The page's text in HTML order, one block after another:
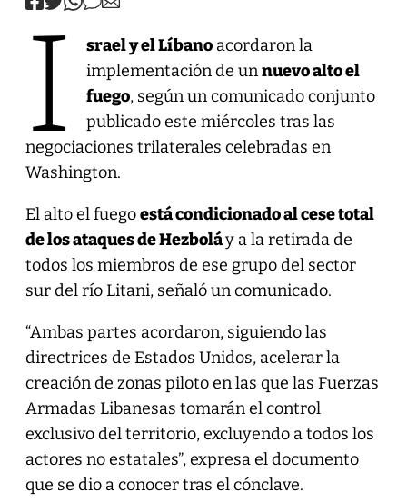
I srael y el Líbanoacordaron la
implementación de unnuevo alto el
fuego, según un comunicado conjunto
publicado este miércoles tras las
negociaciones trilaterales celebradas en
Washington.
El alto el fuegoestá condicionado al cese total
de los ataques de Hezboláy a la retirada de
todos los miembros de ese grupo del sector
sur del río Litani, señaló un comunicado.
“Ambas partes acordaron, siguiendo las
directrices de Estados Unidos, acelerar la
creación de zonas piloto en las que las Fuerzas
Armadas Libanesas tomarán el control
exclusivo del territorio, excluyendo a todos los
actores no estatales”, expresa el documento
que se dio a conocer tras el cónclave.